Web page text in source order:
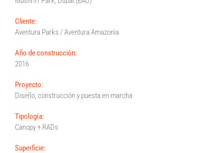
Cliente:
Aventura Parks / Aventura Amazonia
Año de construcción:
2016
Proyecto:
Diseño, construcción y puesta en marcha
Tipología:
Canopy + RADs
Superficie: